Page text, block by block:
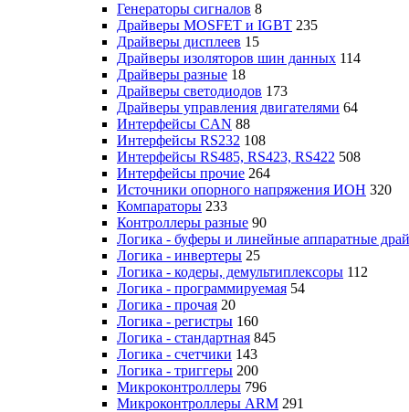
Генераторы сигналов 8
Драйверы MOSFET и IGBT 235
Драйверы дисплеев 15
Драйверы изоляторов шин данных 114
Драйверы разные 18
Драйверы светодиодов 173
Драйверы управления двигателями 64
Интерфейсы CAN 88
Интерфейсы RS232 108
Интерфейсы RS485, RS423, RS422 508
Интерфейсы прочие 264
Источники опорного напряжения ИОН 320
Компараторы 233
Контроллеры разные 90
Логика - буферы и линейные аппаратные
Логика - инвертеры 25
Логика - кодеры, демультиплексоры 112
Логика - программируемая 54
Логика - прочая 20
Логика - регистры 160
Логика - стандартная 845
Логика - счетчики 143
Логика - триггеры 200
Микроконтроллеры 796
Микроконтроллеры ARM 291